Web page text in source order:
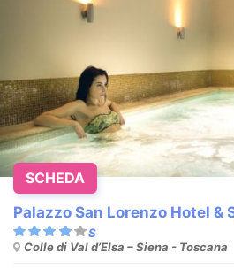
Palazzo San Lorenzo Hotel &
Colle di Val d’Elsa – Siena - Toscana
SCHEDA